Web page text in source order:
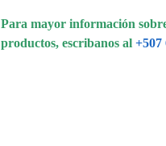
Para mayor información
productos, escribanos al +507